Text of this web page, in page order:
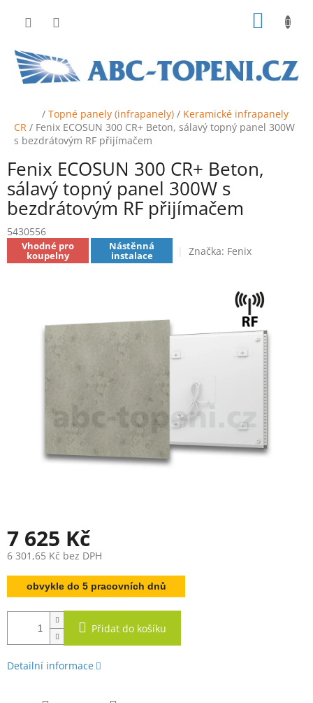
Domů
/ Topné panely (infrapanely) / Keramické infrapanely
CR / Fenix ECOSUN 300 CR+ Beton, sálavý topný panel 300W
s bezdrátovým RF přijímačem
Fenix ECOSUN 300 CR+ Beton,
sálavý topný panel 300W s
bezdrátovým RF přijímačem
5430556
Vhodné pro
koupelny
Nástěnná
instalace Značka: Fenix
7 625 Kč
6 301,65 Kč bez DPH
Měrná
cena:obvykle do 5 pracovních dnů
Přidat do košíku
Detailní informace